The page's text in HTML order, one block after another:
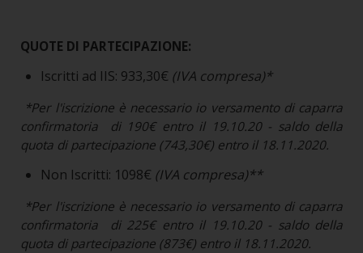
QUOTE DI PARTECIPAZIONE:
Iscritti ad IIS: 933,30€ (IVA compresa)*
*Per l'iscrizione è necessario io versamento di caparra
confirmatoria di 190€ entro il 19.10.20 - saldo della
quota di partecipazione (743,30€) entro il 18.11.2020.
Non Iscritti: 1098€ (IVA compresa)**
*Per l'iscrizione è necessario io versamento di caparra
confirmatoria di 225€ entro il 19.10.20 - saldo della
quota di partecipazione (873€) entro il 18.11.2020.